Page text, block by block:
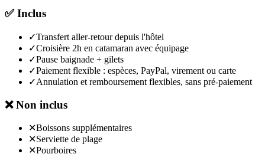
✅Inclus
✓Transfert aller-retour depuis l'hôtel
✓Croisière 2h en catamaran avec équipage
✓Pause baignade + gilets
✓Paiement flexible : espèces, PayPal, virement ou carte
✓Annulation et remboursement flexibles, sans pré-paiement
❌Non inclus
✕Boissons supplémentaires
✕Serviette de plage
✕Pourboires